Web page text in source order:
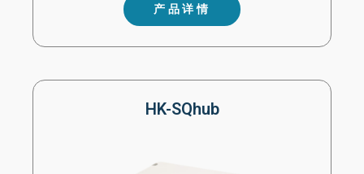
产品详情
HK-SQhub